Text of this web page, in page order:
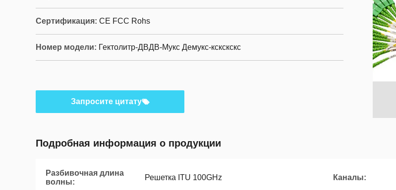
Сертификация: CE FCC Rohs
Номер модели: Гектолитр-ДВДВ-Мукс Демукс-кскскскс
Запросите цитату
Подробная информация о продукции
Разбивочная длина
волны:
Решетка ITU 100GHz Каналы: